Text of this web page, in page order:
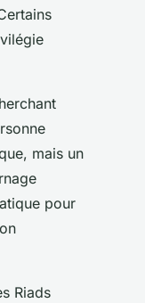
mais un
pour
Riads